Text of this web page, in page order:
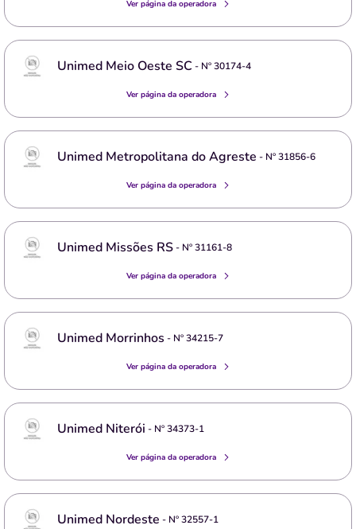
Ver página da operadora
Unimed Meio Oeste SC - Nº30174-4
Ver página da operadora
Unimed Metropolitana do Agreste - Nº31856-6
Ver página da operadora
Unimed Missões RS- Nº31161-8
Ver página da operadora
Unimed Morrinhos - Nº34215-7
Ver página da operadora
Unimed Niterói - Nº34373-1
Ver página da operadora
Unimed Nordeste - Nº32557-1